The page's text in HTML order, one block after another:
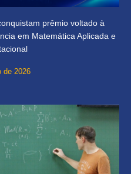
prêmio voltado à
em Matemática Aplicada e
de 2026